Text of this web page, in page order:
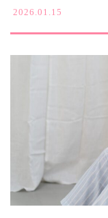
2026.01.15